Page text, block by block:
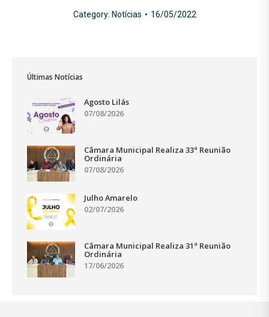
Category: Notícias 16/05/2022
Últimas Notícias
Agosto Lilás
07/08/2026
Câmara Municipal Realiza 33ª Reunião
Ordinária
07/08/2026
Julho Amarelo
02/07/2026
Câmara Municipal Realiza 31ª Reunião
Ordinária
17/06/2026